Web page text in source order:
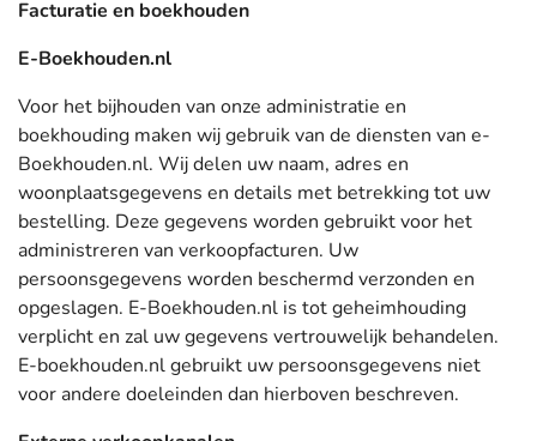
Facturatie en boekhouden
E-Boekhouden.nl
Voor het bijhouden van onze administratie en
boekhouding maken wij gebruik van de diensten van e-
Boekhouden.nl. Wij delen uw naam, adres en
woonplaatsgegevens en details met betrekking tot uw
bestelling. Deze gegevens worden gebruikt voor het
administreren van verkoopfacturen. Uw
persoonsgegevens worden beschermd verzonden en
opgeslagen. E-Boekhouden.nl is tot geheimhouding
verplicht en zal uw gegevens vertrouwelijk behandelen.
E-boekhouden.nl gebruikt uw persoonsgegevens niet
voor andere doeleinden dan hierboven beschreven.